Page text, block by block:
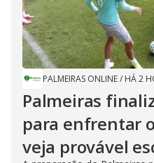
PALMEIRAS ONLINE/ HÁ 2
Palmeiras
para enfrentar
veja provável